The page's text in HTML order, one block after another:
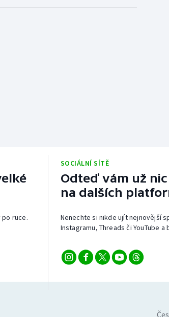
po ruce.
SOCIÁLNÍ SÍTĚ
Odteď vám už
na dalších
Nenechte si nikde ujít nejnovější
Instagramu, Threads či YouTube